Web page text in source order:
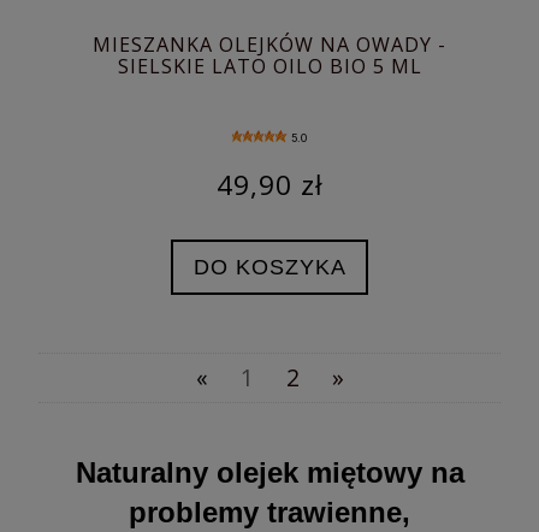
MIESZANKA OLEJKÓW NA OWADY -
SIELSKIE LATO OILO BIO 5 ML
5.0
49,90 zł
DO KOSZYKA
« 1 2 »
Naturalny olejek miętowy na
problemy trawienne,